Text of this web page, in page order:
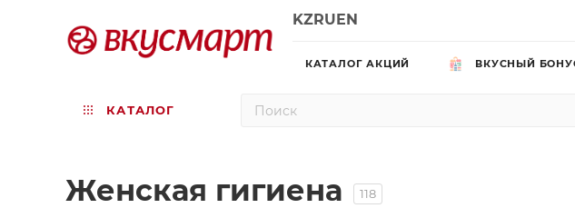
KZRUEN
КАТАЛОГ АКЦИЙ ВКУСНЫЙ
КАТАЛОГ
Женская гигиена 118